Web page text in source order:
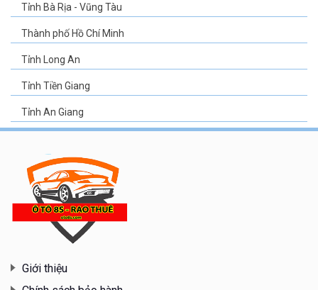
Tỉnh Bà Rịa - Vũng Tàu
Thành phố Hồ Chí Minh
Tỉnh Long An
Tỉnh Tiền Giang
Tỉnh An Giang
Giới thiệu